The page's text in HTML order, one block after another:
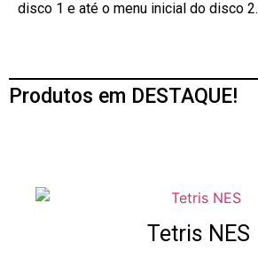
disco 1 e até o menu inicial do disco 2.
Produtos em DESTAQUE!
Tetris NES